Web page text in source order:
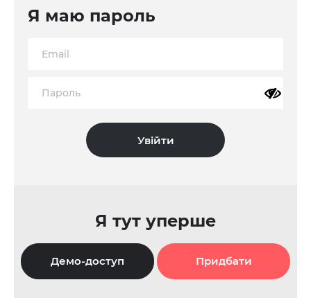
Я маю пароль
Я тут уперше
Демо-доступ Придбати